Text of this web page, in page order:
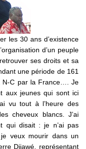
les 30 ans d’existence
d’un peuple
ses droits et sa
une période de 161
N-C par la France…. Je
aux jeunes qui sont ici
vu tout à l’heure des
cheveux blancs. J’ai
qui disait : je n’ai pas
veux mourir dans un
Djiawé, représentant